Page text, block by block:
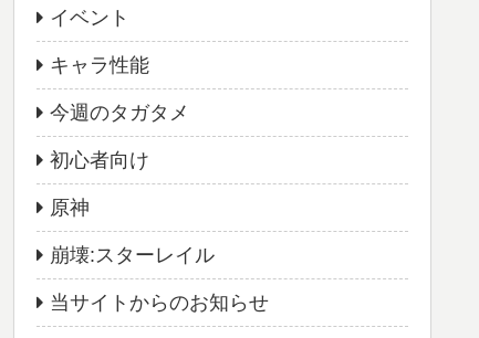
イベント
キャラ性能
今週のタガタメ
初心者向け
原神
崩壊:スターレイル
当サイトからのお知らせ